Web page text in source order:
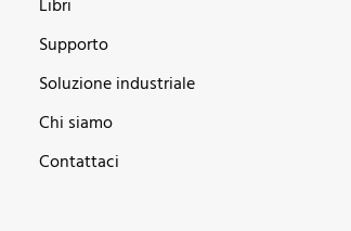
Libri
Supporto
Soluzione industriale
Chi siamo
Contattaci